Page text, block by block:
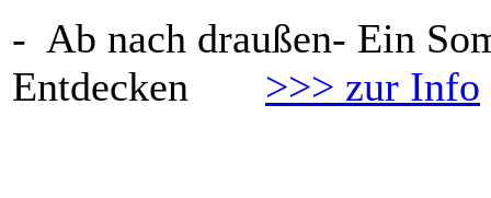
- Ab nach draußen- Ein
Entdecken >>> zur Info